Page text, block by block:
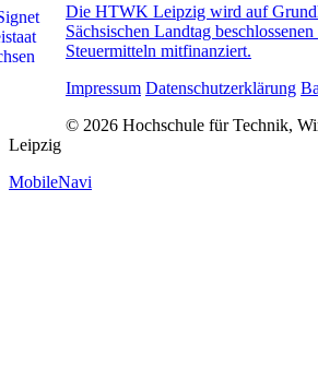
Die HTWK Leipzig wird auf
Sächsischen Landtag
Steuermitteln mitfinanziert.
Impressum Datenschutzerklärung
© 2026 Hochschule für Technik,
Leipzig
MobileNavi